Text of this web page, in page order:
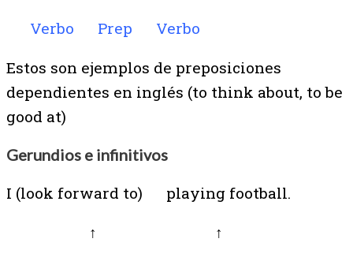
Verbo Prep Verbo
Estos son ejemplos de preposiciones
dependientes en inglés (to think about, to be
good at)
Gerundios e infinitivos
I (look forward to) playing football.
↑ ↑